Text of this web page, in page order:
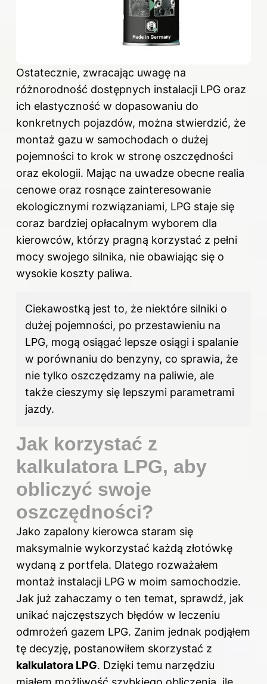
Ostatecznie, zwracając uwagę na
różnorodność dostępnych instalacji LPG oraz
ich elastyczność w dopasowaniu do
konkretnych pojazdów, można stwierdzić, że
montaż gazu w samochodach o dużej
pojemności to krok w stronę oszczędności
oraz ekologii. Mając na uwadze obecne realia
cenowe oraz rosnące zainteresowanie
ekologicznymi rozwiązaniami, LPG staje się
coraz bardziej opłacalnym wyborem dla
kierowców, którzy pragną korzystać z pełni
mocy swojego silnika, nie obawiając się o
wysokie koszty paliwa.
Ciekawostką jest to, że niektóre silniki o
dużej pojemności, po przestawieniu na
LPG, mogą osiągać lepsze osiągi i spalanie
w porównaniu do benzyny, co sprawia, że
nie tylko oszczędzamy na paliwie, ale
także cieszymy się lepszymi parametrami
jazdy.
Jak korzystać z
kalkulatora LPG, aby
obliczyć swoje
oszczędności?
Jako zapalony kierowca staram się
maksymalnie wykorzystać każdą złotówkę
wydaną z portfela. Dlatego rozważałem
montaż instalacji LPG w moim samochodzie.
Jak już zahaczamy o ten temat, sprawdź, jak
unikać najczęstszych błędów w leczeniu
odmrożeń gazem LPG. Zanim jednak podjąłem
tę decyzję, postanowiłem skorzystać z
kalkulatora LPG. Dzięki temu narzędziu